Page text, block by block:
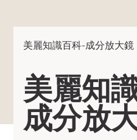
美麗知識百科-成分放大鏡
美麗知
成分放